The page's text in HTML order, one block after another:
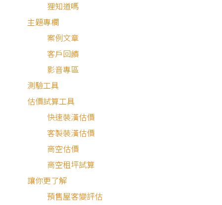
狸知道嗎
主題專欄
案例文章
客戶回饋
影音專區
測驗工具
估價試算工具
快速裝潢估價
客製裝潢估價
商空估價
商空租坪試算
讓你更了解
預售屋客變評估
什麼是防火區劃？